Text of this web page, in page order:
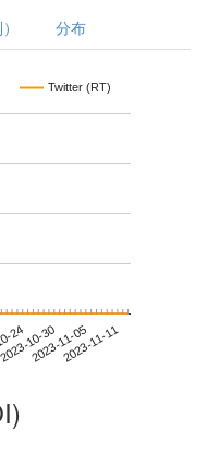
分布
Twitter (RT)
2410-30
2023-11-052023-11-11